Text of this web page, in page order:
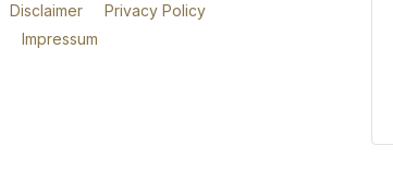
Disclaimer
Privacy Policy
Impressum